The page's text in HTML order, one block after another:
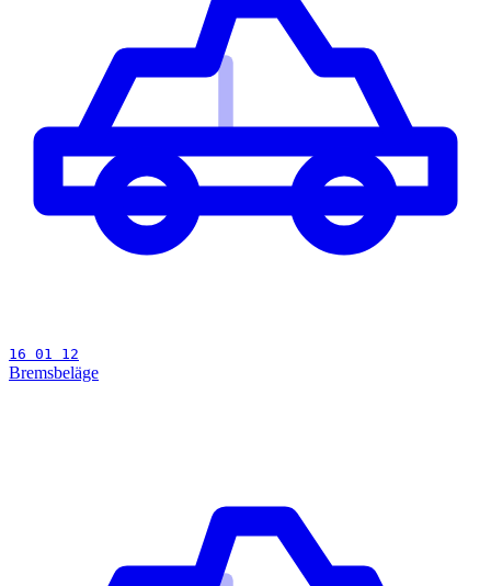
16 01 12
Bremsbeläge